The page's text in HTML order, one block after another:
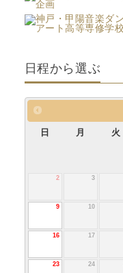
日程から選ぶ
日 月 火
2 3
9 10
16 17
23 24